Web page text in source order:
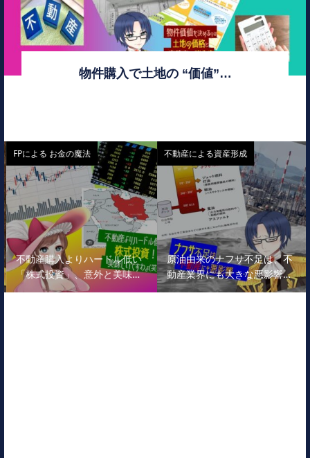
物件購入で土地の “価値”…
FPによる お金の魔法
不動産購入よりハードル低い
「株式投資」、意外と美味…
不動産による資産形成
原油由来のナフサ不足は、不
動産業界にも大きな悪影響…